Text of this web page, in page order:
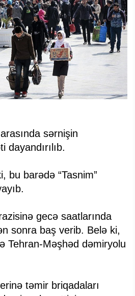
sərnişin
dayandırılıb.
bu barədə “Tasnim”
gecə saatlarında
sonra baş verib. Belə ki,
Tehran-Məşhəd dəmiryolu
təmir briqadaları